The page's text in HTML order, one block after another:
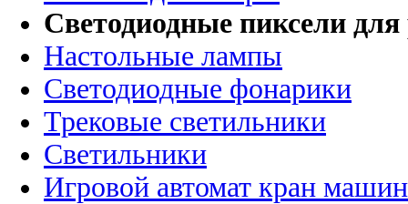
Светодиодные пиксели
Настольные лампы
Светодиодные фонарики
Трековые светильники
Светильники
Игровой автомат кран